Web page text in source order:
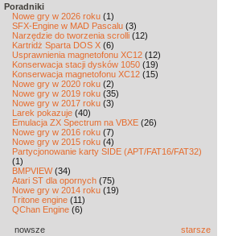
Poradniki
Nowe gry w 2026 roku (1)
SFX-Engine w MAD Pascalu (3)
Narzędzie do tworzenia scrolli (12)
Kartridż Sparta DOS X (6)
Usprawnienia magnetofonu XC12 (12)
Konserwacja stacji dysków 1050 (19)
Konserwacja magnetofonu XC12 (15)
Nowe gry w 2020 roku (2)
Nowe gry w 2019 roku (35)
Nowe gry w 2017 roku (3)
Larek pokazuje (40)
Emulacja ZX Spectrum na VBXE (26)
Nowe gry w 2016 roku (7)
Nowe gry w 2015 roku (4)
Partycjonowanie karty SIDE (APT/FAT16/FAT32)
(1)
BMPVIEW(34)
Atari ST dla opornych (75)
Nowe gry w 2014 roku (19)
Tritone engine (11)
QChan Engine (6)
nowsze starsze